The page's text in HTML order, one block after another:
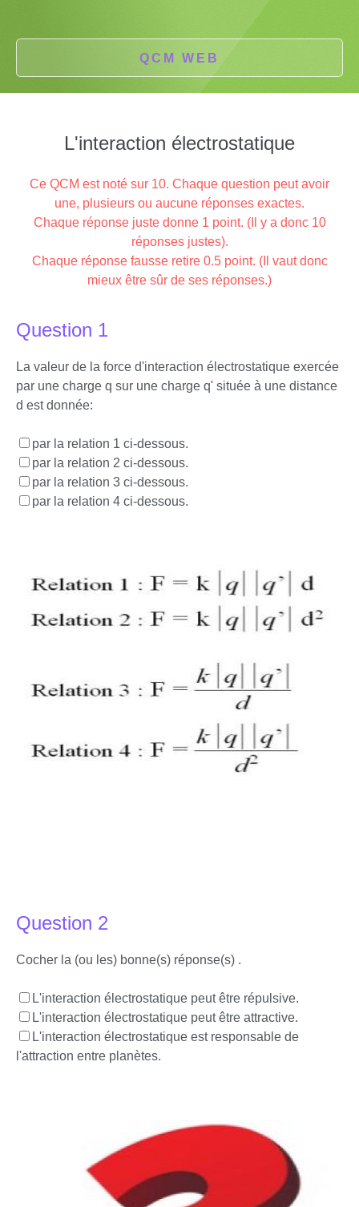
QCM WEB
L'interaction électrostatique
Ce QCM est noté sur 10. Chaque question peut avoir
une, plusieurs ou aucune réponses exactes.
Chaque réponse juste donne 1 point. (Il y a donc 10
réponses justes).
Chaque réponse fausse retire 0.5 point. (Il vaut donc
mieux être sûr de ses réponses.)
Question 1
La valeur de la force d'interaction électrostatique exercée
par une charge q sur une charge q' située à une distance
d est donnée:
par la relation 1 ci-dessous.
par la relation 2 ci-dessous.
par la relation 3 ci-dessous.
par la relation 4 ci-dessous.
Question 2
Cocher la (ou les) bonne(s) réponse(s) .
L'interaction électrostatique peut être répulsive.
L'interaction électrostatique peut être attractive.
L'interaction électrostatique est responsable de
l'attraction entre planètes.